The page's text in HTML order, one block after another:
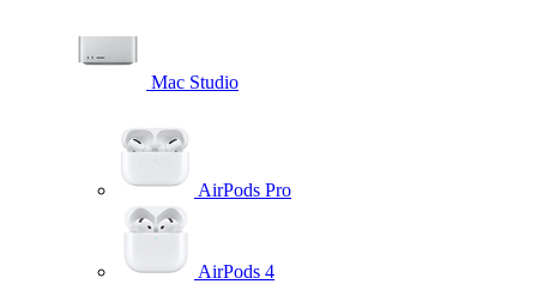
Mac Studio
AirPods Pro
AirPods 4